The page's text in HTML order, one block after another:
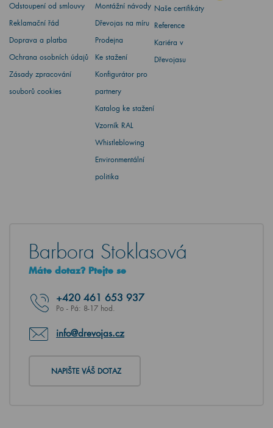
Odstoupení od smlouvy
Reklamační řád
Doprava a platba
Ochrana osobních údajů
Zásady zpracování
souborů cookies
Montážní návody
Dřevojas na míru
Prodejna
Ke stažení
Konfigurátor pro
partnery
Katalog ke stažení
Vzorník RAL
Whistleblowing
Environmentální
politika
Naše certifikáty
Reference
Kariéra v
Dřevojasu
Barbora Stoklasová
Máte dotaz? Ptejte se
+420 461 653 937
Po - Pá: 8-17 hod.
info@drevojas.cz
NAPIŠTE VÁŠ DOTAZ